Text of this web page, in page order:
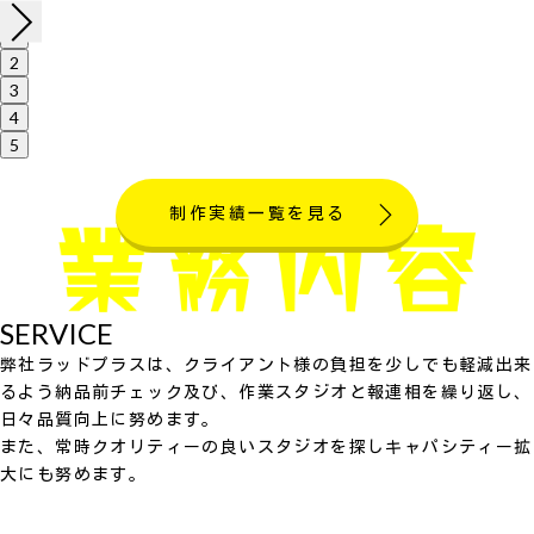
1
2
3
4
5
制作実績一覧を見る
SERVICE
弊社ラッドプラスは、クライアント様の負担を少しでも軽減出来
るよう納品前チェック及び、作業スタジオと報連相を繰り返し、
日々品質向上に努めます。
また、常時クオリティーの良いスタジオを探しキャパシティー拡
大にも努めます。